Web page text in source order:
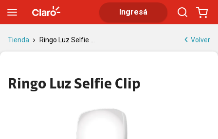
Ingresá
Tienda Ringo Luz Selfie ... Volver
Ringo Luz Selfie Clip
Ringo Luz Selfie Clip | Resultados profesionales en cada foto